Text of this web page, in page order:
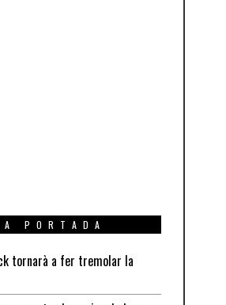
PORTADA
tornarà a fer tremolar la